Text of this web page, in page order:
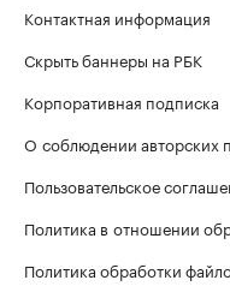
Контактная информация
Скрыть баннеры на РБК
Корпоративная подписка
О соблюдении авторских
Пользовательское
Политика в отношении
Политика обработки